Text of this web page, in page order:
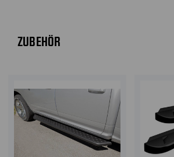
ZUBEHÖR